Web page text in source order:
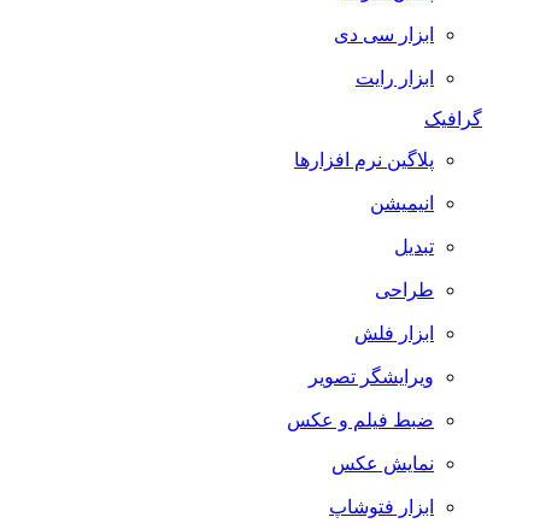
ابزار سی دی
ابزار رایت
گرافیک
پلاگین نرم افزارها
انیمیشن
تبدیل
طراحی
ابزار فلش
ویرایشگر تصویر
ضبط فيلم و عكس
نمایش عکس
ابزار فتوشاپ